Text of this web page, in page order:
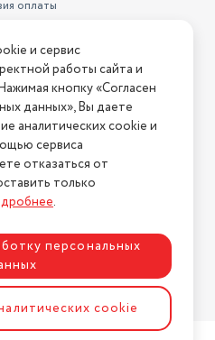
оплаты
возврата
Напишите нам
У нас есть всё!
ASTDESIGN
и сервис
работы сайта и
кнопку «Согласен
данных», Вы даете
аналитических cookie и
сервиса
отказаться от
только
.
персональных
cookie